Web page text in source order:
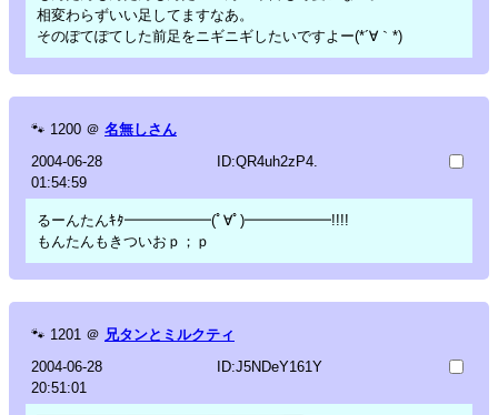
相変わらずいい足してますなあ。
そのぽてぽてした前足をニギニギしたいですよー(*´∀｀*)
🐾 1200 ＠ 名無しさん
2004-06-28
01:54:59
ID:QR4uh2zP4.
るーんたんｷﾀ━━━━━━(ﾟ∀ﾟ)━━━━━━!!!!
もんたんもきついおｐ；ｐ
🐾 1201 ＠ 兄タンとミルクティ
2004-06-28
20:51:01
ID:J5NDeY161Y